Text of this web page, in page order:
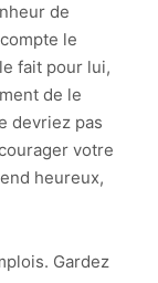
de
le
fait pour lui,
de le
devriez pas
votre
heureux,
Gardez